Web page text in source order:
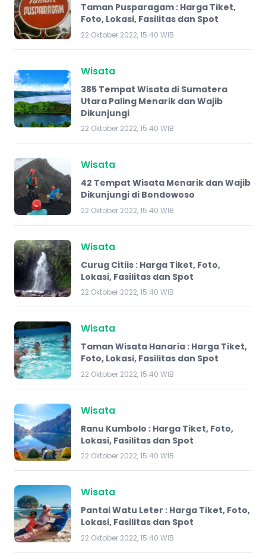
Taman Pusparagam : Harga Tiket,
Foto, Lokasi, Fasilitas dan Spot
22 Oktober 2022, 15:40 WIB
Wisata
385 Tempat Wisata di Sumatera
Utara Paling Menarik dan Wajib
Dikunjungi
22 Oktober 2022, 15:40 WIB
Wisata
42 Tempat Wisata Menarik dan Wajib
Dikunjungi di Bondowoso
22 Oktober 2022, 15:40 WIB
Wisata
Curug Citiis : Harga Tiket, Foto,
Lokasi, Fasilitas dan Spot
22 Oktober 2022, 15:40 WIB
Wisata
Taman Wisata Hanaria : Harga Tiket,
Foto, Lokasi, Fasilitas dan Spot
22 Oktober 2022, 15:40 WIB
Wisata
​Ranu Kumbolo : Harga Tiket, Foto,
Lokasi, Fasilitas dan Spot
22 Oktober 2022, 15:40 WIB
Wisata
Pantai Watu Leter : Harga Tiket, Foto,
Lokasi, Fasilitas dan Spot
22 Oktober 2022, 15:40 WIB